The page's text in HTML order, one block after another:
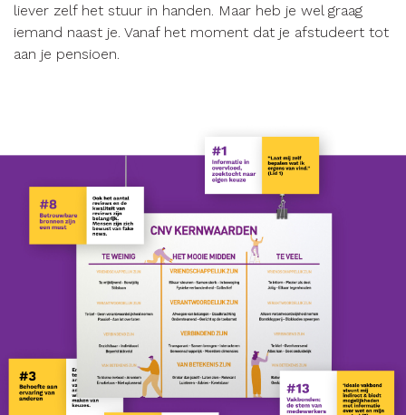
liever zelf het stuur in handen. Maar heb je wel graag
iemand naast je. Vanaf het moment dat je afstudeert tot
aan je pensioen.